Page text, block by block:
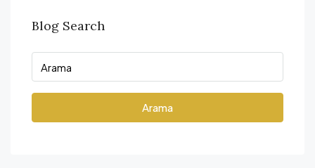
Blog Search
Arama